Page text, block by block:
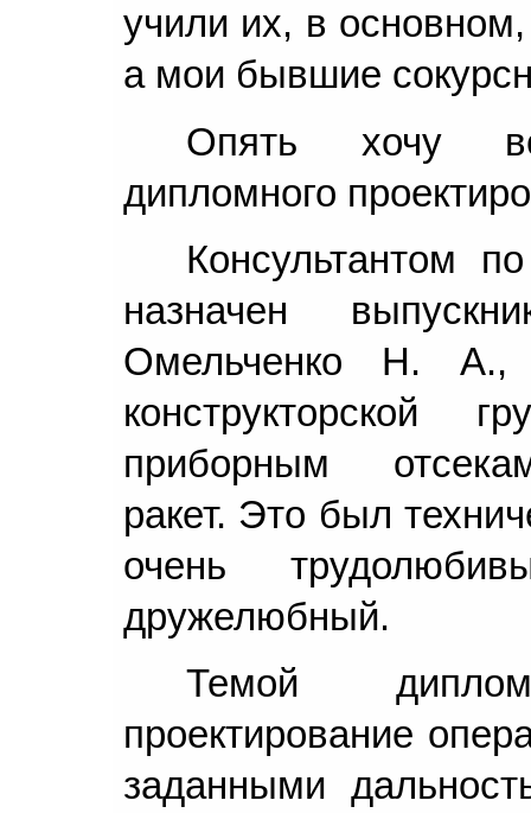
учили их, в
а мои бывшие
Опять хочу
дипломного
Консультантом
назначен
Омельченко Н. А.,
приборным
ракет. Это был
очень
дружелюбный.
Темой
проектирование
заданными